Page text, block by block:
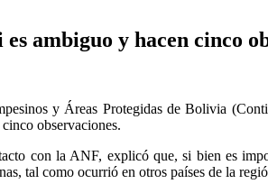
ambiguo y hacen cinco
y Áreas Protegidas de Bolivia
observaciones.
con la ANF, explicó que, si bien es
tal como ocurrió en otros países de la